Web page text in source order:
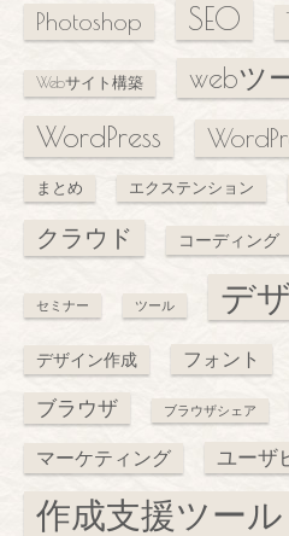
Photoshop SEO
Webサイト構築 webツ
WordPress
まとめ エクステンション
クラウド コーディング
セミナー ツール デ
デザイン作成 フォント
ブラウザ ブラウザシェア
マーケティング ユーザ
作成支援ツール